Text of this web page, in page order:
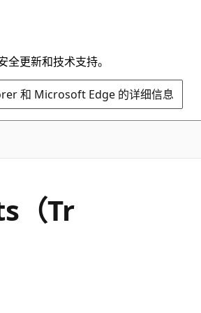
更新和技术支持。
和 Microsoft Edge 的详细信息
（Tr